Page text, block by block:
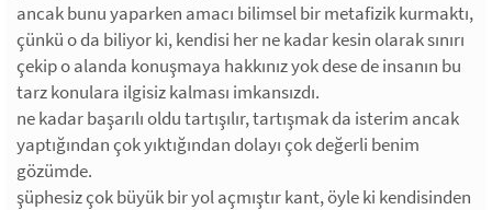
ancak bunu yaparken amacı bilimsel bir metafizik kurmaktı,
çünkü o da biliyor ki, kendisi her ne kadar kesin olarak sınırı
çekip o alanda konuşmaya hakkınız yok dese de insanın bu
tarz konulara ilgisiz kalması imkansızdı.
ne kadar başarılı oldu tartışılır, tartışmak da isterim ancak
yaptığından çok yıktığından dolayı çok değerli benim
gözümde.
şüphesiz çok büyük bir yol açmıştır kant, öyle ki kendisinden